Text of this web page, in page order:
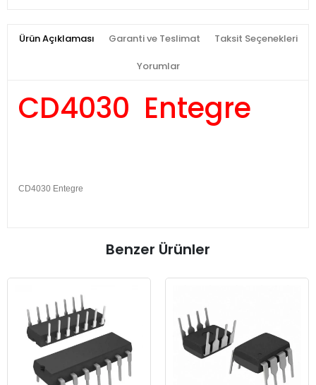
Ürün Açıklaması Garanti ve Teslimat Taksit Seçenekleri
Yorumlar
CD4030 Entegre
CD4030 Entegre
Benzer Ürünler